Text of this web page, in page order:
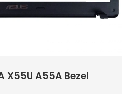
X55U A55A Bezel